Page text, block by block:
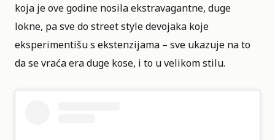
koja je ove godine nosila ekstravagantne, duge
lokne, pa sve do street style devojaka koje
eksperimentišu s ekstenzijama – sve ukazuje na to
da se vraća era duge kose, i to u velikom stilu.